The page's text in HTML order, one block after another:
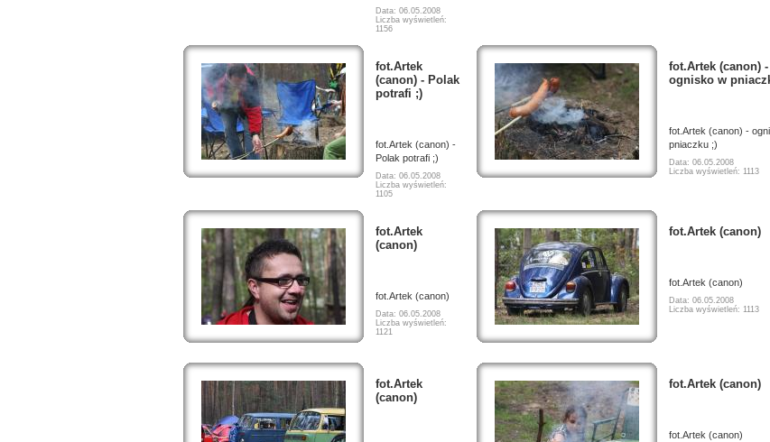
Data: 06.05.2008
Liczba wyświetleń:
1156
fot.Artek
(canon) - Polak
potrafi ;)
fot.Artek (canon) -
Polak potrafi ;)
Data: 06.05.2008
Liczba wyświetleń:
1105
fot.Artek (canon) -
ognisko w
fot.Artek (canon) -
pniaczku ;)
Data: 06.05.2008
Liczba wyświetleń: 1113
fot.Artek
(canon)
fot.Artek (canon)
Data: 06.05.2008
Liczba wyświetleń:
1121
fot.Artek (canon)
fot.Artek (canon)
Data: 06.05.2008
Liczba wyświetleń: 1113
fot.Artek
(canon)
fot.Artek (canon)
fot.Artek (canon)